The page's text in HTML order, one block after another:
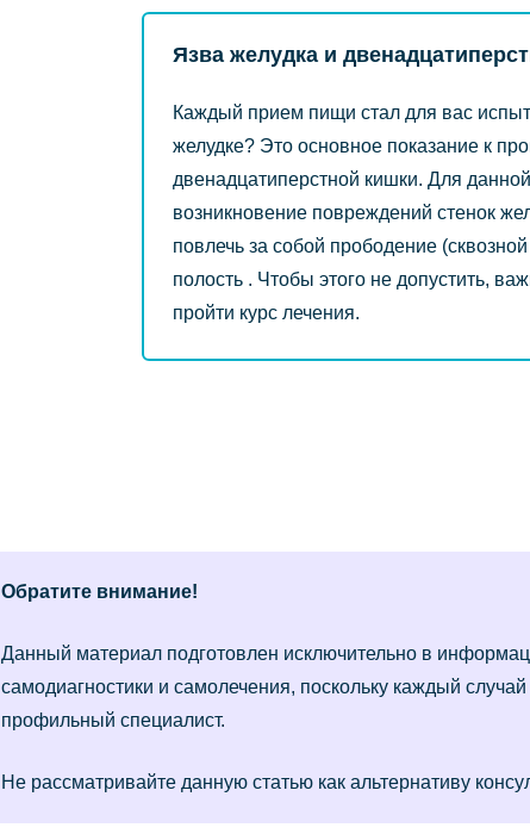
Язва желудка и
Каждый прием пищи стал для вас
желудке? Это основное показание к
двенадцатиперстной кишки. Для
возникновение повреждений стенок
повлечь за собой прободение
полость . Чтобы этого не допустить,
пройти курс лечения.
Обратите внимание!
Данный материал подготовлен исключительно в
самодиагностики и самолечения, поскольку каждый
профильный специалист.
Не рассматривайте данную статью как альтернативу